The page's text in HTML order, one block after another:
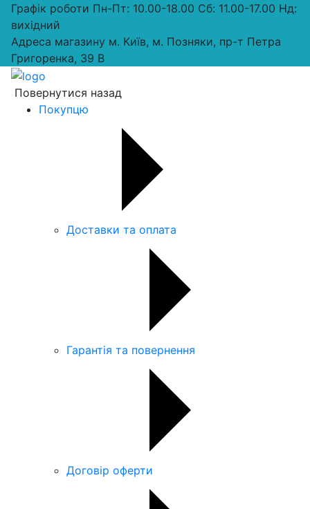
Графік роботи Пн-Пт: 10.00-18.00 Сб: 11.00-17.00 Нд:
вихiдний
Адреса магазину м. Київ, м. Позняки, пр-т Петра
Григоренка, 39 В
Повернутися назад
Покупцю
Доставки та оплата
Гарантія та повернення
Договір оферти